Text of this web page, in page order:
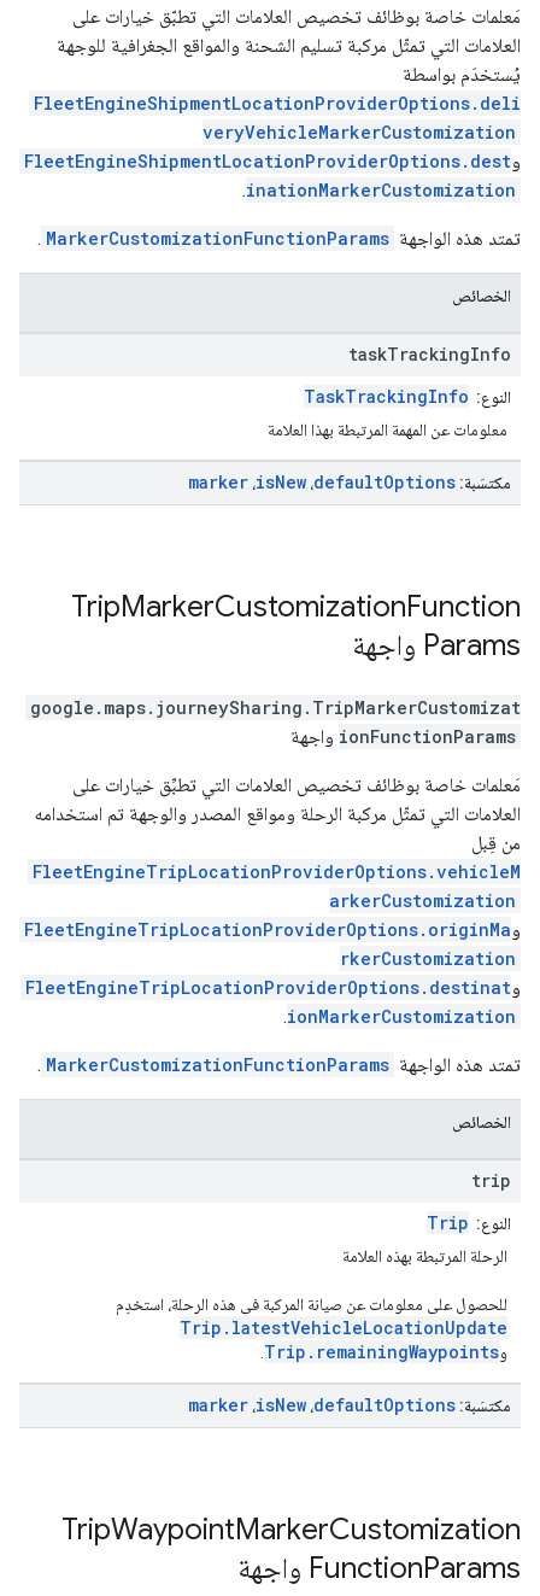
مَعلمات خاصة بوظائف تخصيص العلامات التي تطبّق خيارات على
العلامات التي تمثّل مركبة تسليم الشحنة والمواقع الجغرافية للوجهة
يُستخدَم بواسطة
FleetEngineShipmentLocationProviderOptions.deli
veryVehicleMarkerCustomization
وFleetEngineShipmentLocationProviderOptions.dest
inationMarkerCustomization
.
تمتد هذه الواجهة MarkerCustomizationFunctionParams
.
الخصائص
taskTrackingInfo
النوع: TaskTrackingInfo
معلومات عن المهمة المرتبطة بهذا العلامة
مكتسَبة: defaultOptions ، isNew ، marker
TripMarkerCustomizationFunction
Params واجهة
google.maps.journeySharing . TripMarkerCustomizat
ionFunctionParams واجهة
مَعلمات خاصة بوظائف تخصيص العلامات التي تطبِّق خيارات على
العلامات التي تمثّل مركبة الرحلة ومواقع المصدر والوجهة تم استخدامه
من قِبل
FleetEngineTripLocationProviderOptions.vehicleM
arkerCustomization
وFleetEngineTripLocationProviderOptions.originMa
rkerCustomization
وFleetEngineTripLocationProviderOptions.destinat
ionMarkerCustomization
.
تمتد هذه الواجهة MarkerCustomizationFunctionParams
.
الخصائص
trip
النوع: Trip
الرحلة المرتبطة بهذه العلامة
للحصول على معلومات عن صيانة المركبة في هذه الرحلة، استخدِم
Trip.latestVehicleLocationUpdate
وTrip.remainingWaypoints
.
مكتسَبة: defaultOptions ، isNew ، marker
TripWaypointMarkerCustomization
FunctionParams واجهة